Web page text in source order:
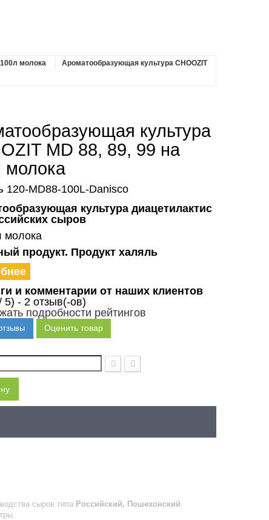
молока
Ароматообразующая культура CHOOZIT
культура
MD 88, 89, 99 на
молока
120-MD88-100L-Danisco
культура диацетилактис
сыров
молока
продукт. Продукт халяль
и комментарии от наших клиентов
5) - 2 отзыв(-ов)
подробности рейтингов
Оценить товар
сыров типа Российский, Пошехонский